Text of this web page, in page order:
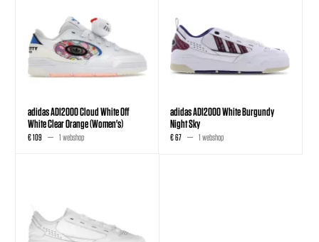
adidas ADI2000 Cloud White Off
White Clear Orange (Women's)
€ 109 1 webshop
adidas ADI2000 White Burgundy
Night Sky
€ 67 1 webshop